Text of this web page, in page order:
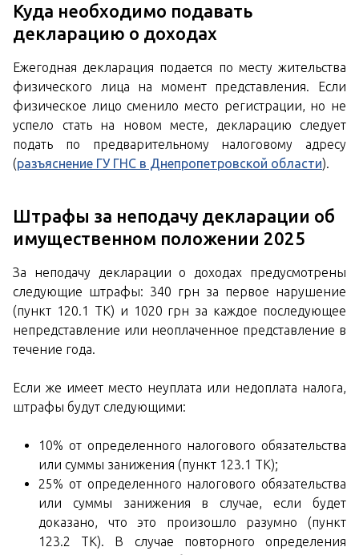
Куда необходимо подавать
декларацию о доходах
Ежегодная декларация подается по месту жительства
физического лица на момент представления. Если
физическое лицо сменило место регистрации, но не
успело стать на новом месте, декларацию следует
подать по предварительному налоговому адресу
(разъяснение ГУ ГНС в Днепропетровской области).
Штрафы за неподачу декларации об
имущественном положении 2025
За неподачу декларации о доходах предусмотрены
следующие штрафы: 340 грн за первое нарушение
(пункт 120.1 ТК) и 1020 грн за каждое последующее
непредставление или неоплаченное представление в
течение года.
Если же имеет место неуплата или недоплата налога,
штрафы будут следующими:
10% от определенного налогового обязательства
или суммы занижения (пункт 123.1 ТК);
25% от определенного налогового обязательства
или суммы занижения в случае, если будет
доказано, что это произошло разумно (пункт
123.2 ТК). В случае повторного определения